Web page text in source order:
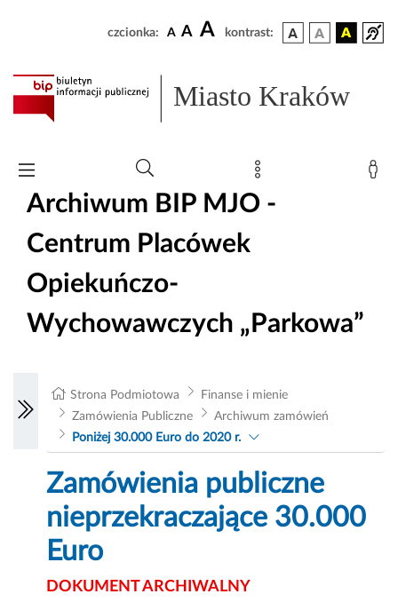
czcionka: A A A kontrast:
Miasto Kraków
Archiwum BIP MJO -
Centrum Placówek
Opiekuńczo-
Wychowawczych „Parkowa”
Strona Podmiotowa
Finanse i mienie
Zamówienia Publiczne
Archiwum zamówień
Poniżej 30.000 Euro do 2020 r.
Zamówienia publiczne
nieprzekraczające 30.000
Euro
DOKUMENT ARCHIWALNY